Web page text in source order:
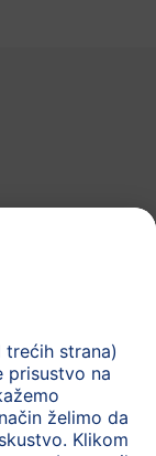
za bebe
tokom trudnoće